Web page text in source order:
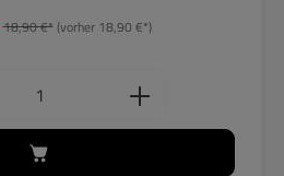
18,90 €*(vorher 18,90 €*)
Anzahl: Gib den